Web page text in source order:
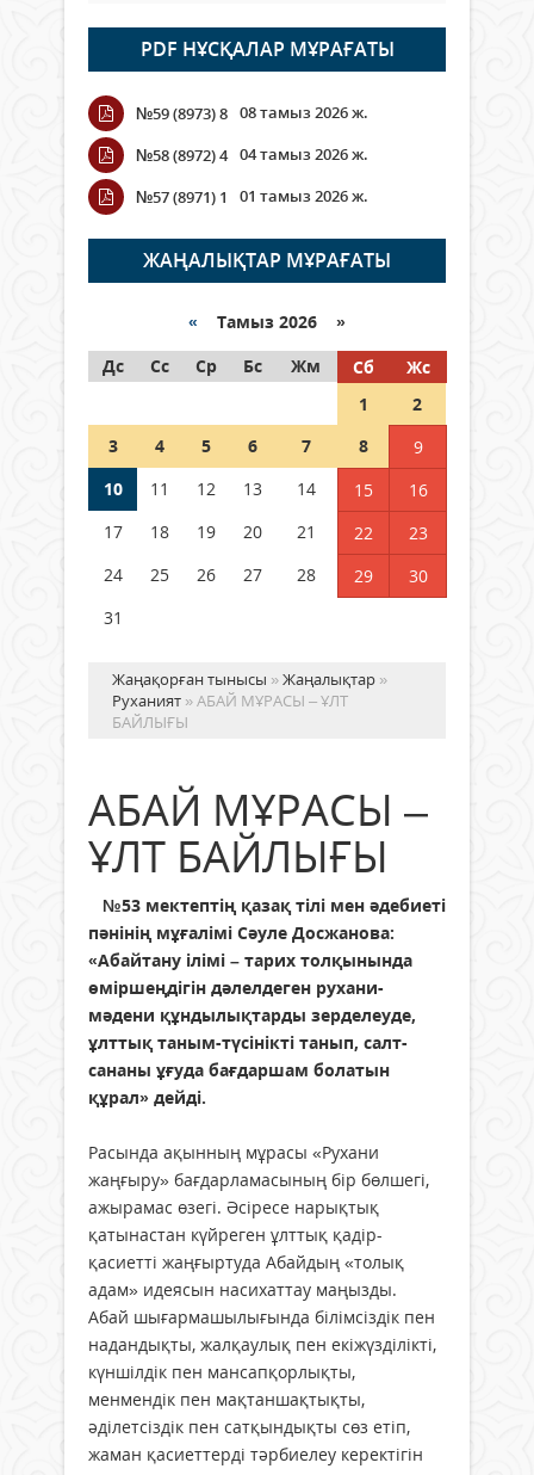
Open Air: Қызылорда облысы
полиция департаменті 20
мыңнан астам көрерменнің
қауіпсіздігін қамтамасыз етті
06 тамыз 2026 ж.
Wi-Fi ҚАБЫРҒА АРҚЫЛЫ ҚАЛАЙ
ӨТЕДІ?
06 тамыз 2026 ж. 288
граждане Казахстана,
05 тамыз 2026 ж. 168
Шетелде жүрген Қазақстан
азаматтары қалай дауыс бере
05 тамыз 2026 ж.
PDF НҰСҚАЛАР МҰРАҒАТЫ
№59 (8973) 8 08 тамыз 2026 ж.
№58 (8972) 4 04 тамыз 2026 ж.
№57 (8971) 1
01 тамыз 2026 ж.
ЖАҢАЛЫҚТАР МҰРАҒАТЫ
« Тамыз 2026 »
Дс
Сс Ср Бс Жм Сб
Жс
1
2
3
4 5 6 7 8
9
10
11 12 13 14 15
16
17
18 19 20 21 22
23
24
25 26 27 28 29
30
31
Жаңақорған тынысы »Жаңалықтар »
Руханият » АБАЙ МҰРАСЫ – ҰЛТ
БАЙЛЫҒЫ
АБАЙ МҰРАСЫ –
ҰЛТ БАЙЛЫҒЫ
№53 мектептің қазақ тілі мен әдебиеті
пәнінің мұғалімі Сәуле Досжанова:
«Абайтану ілімі – тарих толқынында
өміршеңдігін дәлелдеген рухани-
мәдени құндылықтарды зер­делеуде,
ұлттық таным-түсінікті танып, салт-
сананы ұғуда бағдаршам бола­тын
құрал» дейді.
Расында ақынның мұрасы «Рухани
жаңғыру» бағдарламасының бір бөл­шегі,
ажырамас өзегі. Әсіресе нарықтық
қатынастан күйреген ұлттық қадір-
қасиетті жаңғыртуда Абайдың «толық
адам» идеясын насихаттау маңызды.
Абай шығармашылығында білімсіз­дік пен
надандықты, жалқаулық пен екіжүзділікті,
күншілдік пен ман­­сап­­қорлықты,
менмендік пен мақ­тан­шақтықты,
әділетсіздік пен сатқындықты сөз етіп,
жаман қасиет­терді тәрбиелеу керектігін